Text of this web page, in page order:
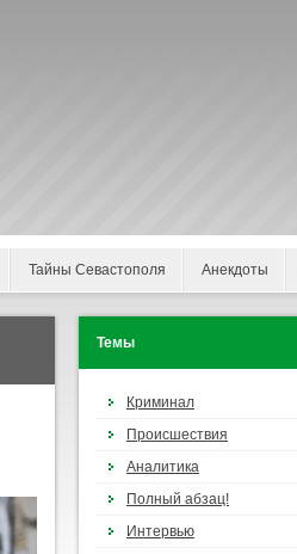
Тайны Севастополя Анекдоты
Темы
Криминал
Происшествия
Аналитика
Полный абзац!
Интервью